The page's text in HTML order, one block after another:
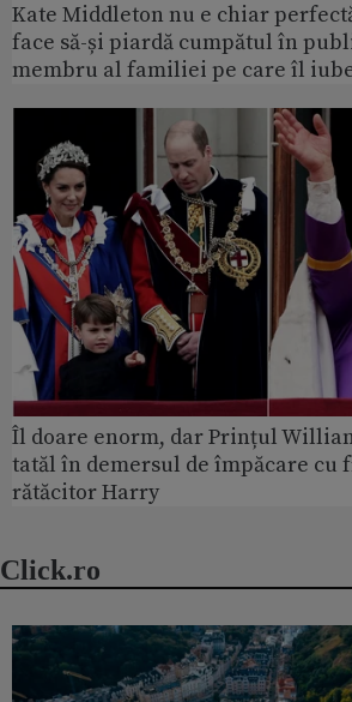
Kate Middleton nu e chiar
face să-și piardă cumpătul în
membru al familiei pe care îl
Îl doare enorm, dar Prințul
tatăl în demersul de împăcare cu
rătăcitor Harry
Click.ro